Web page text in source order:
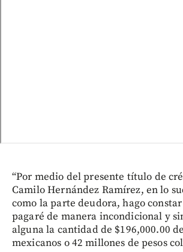
“Por medio del presente título de
Camilo Hernández Ramírez, en lo
como la parte deudora, hago
pagaré de manera incondicional y
alguna la cantidad de $196,000.00
mexicanos o 42 millones de pesos